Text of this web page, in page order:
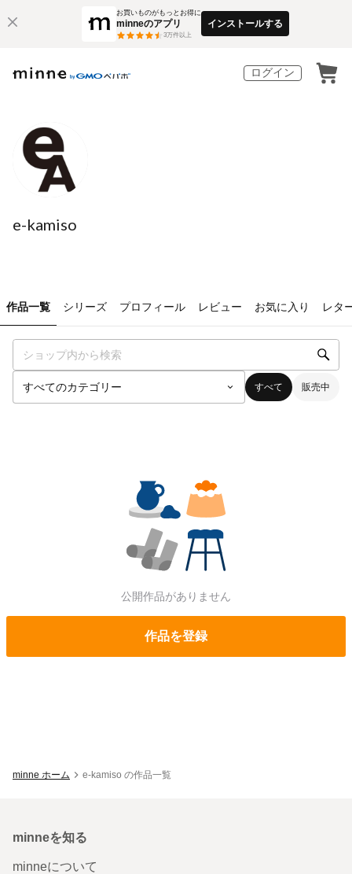
お買いものがもっとお得に
minneのアプリ
3万件以上
インストールする
ログイン
e-kamiso
作品一覧 シリーズ プロフィール レビュー お気に入り レタ
すべて 販売中
公開作品がありません
作品を登録
minne ホーム e-kamiso の作品一覧
minneを知る
minneについて